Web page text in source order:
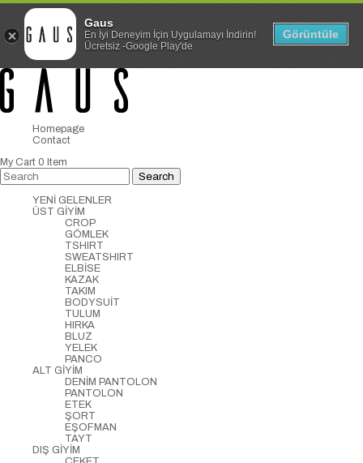
Homepage
Contact
My Cart 0 Item
YENİ GELENLER
ÜST GİYİM
CROP
GÖMLEK
TSHIRT
SWEATSHIRT
ELBİSE
KAZAK
TAKIM
BODYSUİT
TULUM
HIRKA
BLUZ
YELEK
PANCO
ALT GİYİM
DENİM PANTOLON
PANTOLON
ETEK
ŞORT
EŞOFMAN
TAYT
DIŞ GİYİM
Gaus
En İyi Deneyim İçin Uygulamayı İndirin!
Ücretsiz -Google Play'de
Görüntüle